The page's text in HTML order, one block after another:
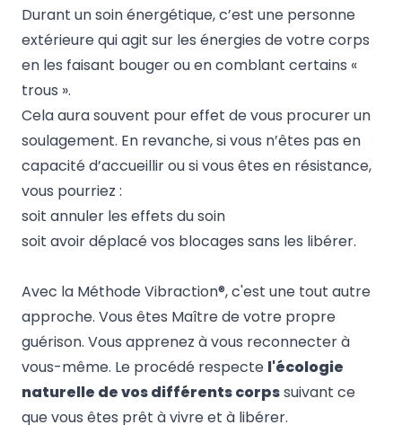
Durant un soin énergétique, c’est une personne
extérieure qui agit sur les énergies de votre corps
en les faisant bouger ou en comblant certains «
trous ».
Cela aura souvent pour effet de vous procurer un
soulagement. En revanche, si vous n’êtes pas en
capacité d’accueillir ou si vous êtes en résistance,
vous pourriez :
soit annuler les effets du soin
soit avoir déplacé vos blocages sans les libérer.
Avec la Méthode Vibraction®, c'est une tout autre
approche. Vous êtes Maître de votre propre
guérison. Vous apprenez à vous reconnecter à
vous-même. Le procédé respecte l'écologie
naturelle de vos différents corpssuivant ce
que vous êtes prêt à vivre et à libérer.